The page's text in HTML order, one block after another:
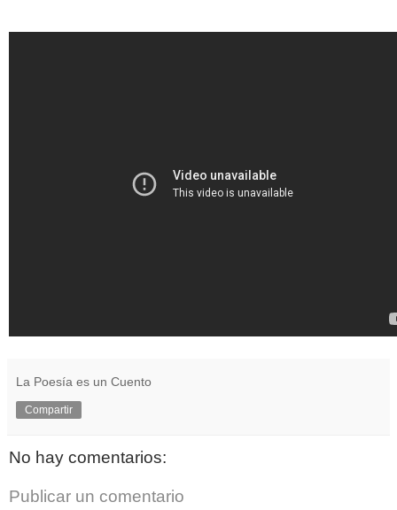
La Poesía es un Cuento
Compartir
No hay comentarios:
Publicar un comentario